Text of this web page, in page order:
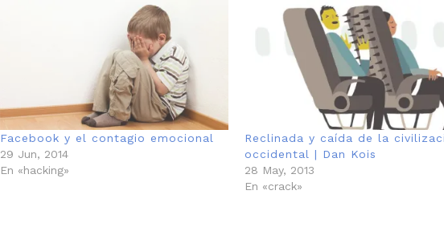
Facebook y el contagio emocional
29 Jun, 2014
En «hacking»
Reclinada y caída de la
occidental | Dan Kois
28 May, 2013
En «crack»